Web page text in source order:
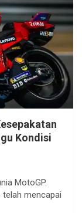
Kondisi
MotoGP.
telah mencapai